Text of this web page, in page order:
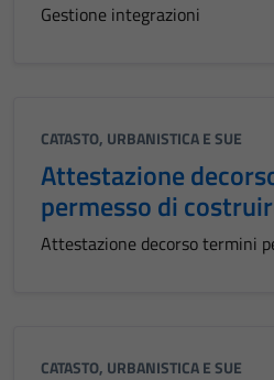
Gestione integrazioni
CATASTO, URBANISTICA E SUE
Attestazione
permesso di
Attestazione decorso termini
CATASTO, URBANISTICA E SUE